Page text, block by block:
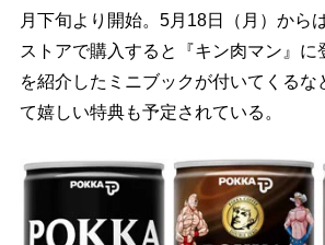
月下旬より開始。5月18日（月）から
ストアで購入すると『キン肉マン』に
を紹介したミニブックが付いてくるな
て嬉しい特典も予定されている。